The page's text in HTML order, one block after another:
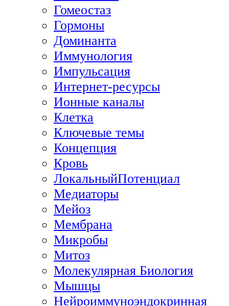
Гомеостаз
Гормоны
Доминанта
Иммунология
Импульсация
Интернет-ресурсы
Ионные каналы
Клетка
Ключевые темы
Концепция
Кровь
ЛокальныйПотенциал
Медиаторы
Мейоз
Мембрана
Микробы
Митоз
Молекулярная Биология
Мышцы
Нейроиммуноэндокринная